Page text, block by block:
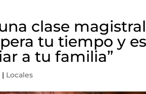
clase
tu tiempo y
a tu familia”
| Locales